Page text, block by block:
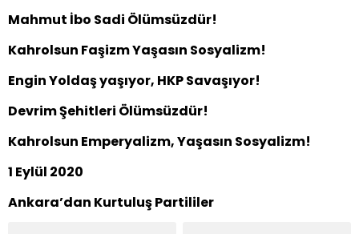
Mahmut İbo Sadi Ölümsüzdür!
Kahrolsun Faşizm Yaşasın Sosyalizm!
Engin Yoldaş yaşıyor, HKP Savaşıyor!
Devrim Şehitleri Ölümsüzdür!
Kahrolsun Emperyalizm, Yaşasın Sosyalizm!
1 Eylül 2020
Ankara’dan Kurtuluş Partililer